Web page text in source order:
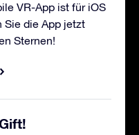
VR-App ist für iOS
Sie die App jetzt
Sternen!